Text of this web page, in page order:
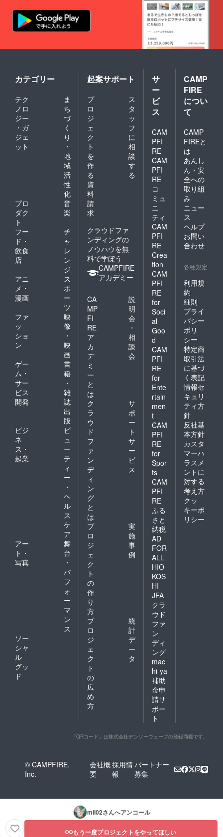
ことに成功しました！
今回保護した猫ちゃん
達のケアを進めるた
ファンディングを再開
する予定です。現在は
プロジェクト申請中
で、公開は後日となり
ます。新規プロジェク
トページ(公開前の状
態)↑の青い文字を押す
と新しいページが見れ
ます。もしよかったら
またページを確認して
いただけますと幸いで
す。皆さまの温かいお
気持ちひとつひとつ
が、私たちにとって大
きな励みとなり、保護
猫たちの命を守る力と
なります。ご支援の大
小に関わらず、いただ
いたすべてのご厚意に
心から感謝申し上げま
す。また、支援が難し
い場合でも、このプロ
ジェクトを周りの方に
シェアしていただける
と大変助かります！保
護猫たちの近況や活動
報告は、クラウドファ
ンディングページや
SNSを通じて随時お届
けします。ぜひご覧い
ただき、応援していた
だけると嬉しいです。
どうか、私たちと一緒
に野良猫たちの未来を
支えてください。よろ
しくお願いいたしま
す。
カテゴリー
テク
ノロ
ジー
・ガ
ジェ
ット
ま
ち
づ
く
り
・
地
域
活
性
化
プロ
ダク
ト
音
楽
フー
ド・
飲食
店
チ
ャ
レ
ン
ジ
アニ
メ・
漫画
ス
ポ
ー
ツ
ファ
ッ
ショ
ン
映
像
・
映
画
ゲー
ム・
サー
ビス
開発
書
籍
・
雑
誌
出
版
ビジ
ネ
ス・
起業
ビ
ュ
ー
テ
ィ
ー
・
ヘ
ル
ス
ケ
ア
アー
ト・
写真
舞
台
・
パ
フ
ォ
ー
マ
ン
ス
ソー
シャ
ル
グッ
ド
起案サポート
プ
ロ
ジ
ェ
ク
ト
を
作
る
ス
タ
ッ
フ
に
相
談
す
る
資
料
請
求
クラウドファ
ンディングの
ノウハウを無
料で学ぼう
CAMPFIRE
アカデミー
CA
MP
FI
RE
ア
カ
デ
ミ
ー
と
は
説
明
会
・
相
談
会
ク
ラ
ウ
ド
フ
ァ
ン
デ
ィ
ン
グ
と
は
サ
ポ
ー
ト
サ
ー
ビ
ス
プ
ロ
ジ
ェ
ク
ト
の
作
り
方
実
施
事
例
プ
ロ
ジ
ェ
ク
ト
の
広
め
方
統
計
デ
ー
タ
サ
ー
ビ
ス
CAM
PFI
RE
CAM
PFI
RE
コ
ミュ
ニ
ティ
CAM
PFI
RE
Crea
tion
CAM
PFI
RE
for
Soci
al
Goo
d
CAM
PFI
RE
for
Ente
rtain
men
t
CAM
PFI
RE
for
Spor
ts
CAM
PFI
RE
ふる
さと
納税
AD
FOR
ALL
HIO
KOS
HI
JFA
クラ
ウド
ファ
ン
ディ
ング
mac
hi-ya
補助
金申
請サ
ポー
ト
CAMP
FIRE
につい
て
CAMP
FIREと
は
あんし
ん・安
全への
取り組
み
ニュー
ス
ヘルプ
お問い
合わせ
各種規定
利用規
約
細則
プライ
バシー
ポリ
シー
特定商
取引法
に基づ
く表記
情報セ
キュリ
ティ方
針
反社基
本方針
カスタ
マーハ
ラスメ
ントに
対する
考え方
クッ
キーポ
リシー
「QRコード」は株式会社デンソーウェーブの登録商標です。
© CAMPFIRE,
Inc.
会社概
要
採用情
報
パートナー
募集
mil02さんへアンコール
もう一度プロジェクトをやってほしい